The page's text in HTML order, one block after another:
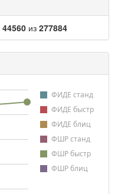
44560 из 277884
ФИДЕ станд
ФИДЕ быстр
ФИДЕ блиц
ФШР станд
ФШР быстр
ФШР блиц